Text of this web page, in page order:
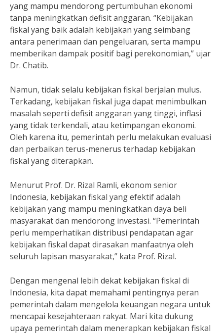
yang mampu mendorong pertumbuhan ekonomi
tanpa meningkatkan defisit anggaran. “Kebijakan
fiskal yang baik adalah kebijakan yang seimbang
antara penerimaan dan pengeluaran, serta mampu
memberikan dampak positif bagi perekonomian,” ujar
Dr. Chatib.
Namun, tidak selalu kebijakan fiskal berjalan mulus.
Terkadang, kebijakan fiskal juga dapat menimbulkan
masalah seperti defisit anggaran yang tinggi, inflasi
yang tidak terkendali, atau ketimpangan ekonomi.
Oleh karena itu, pemerintah perlu melakukan evaluasi
dan perbaikan terus-menerus terhadap kebijakan
fiskal yang diterapkan.
Menurut Prof. Dr. Rizal Ramli, ekonom senior
Indonesia, kebijakan fiskal yang efektif adalah
kebijakan yang mampu meningkatkan daya beli
masyarakat dan mendorong investasi. “Pemerintah
perlu memperhatikan distribusi pendapatan agar
kebijakan fiskal dapat dirasakan manfaatnya oleh
seluruh lapisan masyarakat,” kata Prof. Rizal.
Dengan mengenal lebih dekat kebijakan fiskal di
Indonesia, kita dapat memahami pentingnya peran
pemerintah dalam mengelola keuangan negara untuk
mencapai kesejahteraan rakyat. Mari kita dukung
upaya pemerintah dalam menerapkan kebijakan fiskal